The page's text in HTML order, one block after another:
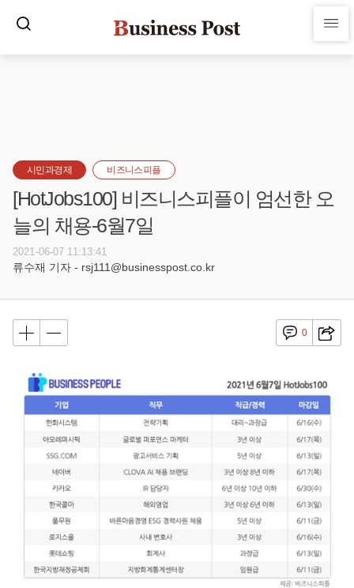
시민과경제 비즈니스피플
[HotJobs100] 비즈니스피플이 엄선한 오
늘의 채용-6월7일
2021-06-07 11:13:41
류수재 기자 - rsj111@businesspost.co.kr
0